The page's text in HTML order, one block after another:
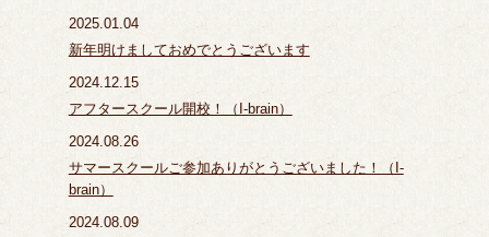
2025.01.04
新年明けましておめでとうございます
2024.12.15
アフタースクール開校！（I-brain）
2024.08.26
サマースクールご参加ありがとうございました！（I-
brain）
2024.08.09